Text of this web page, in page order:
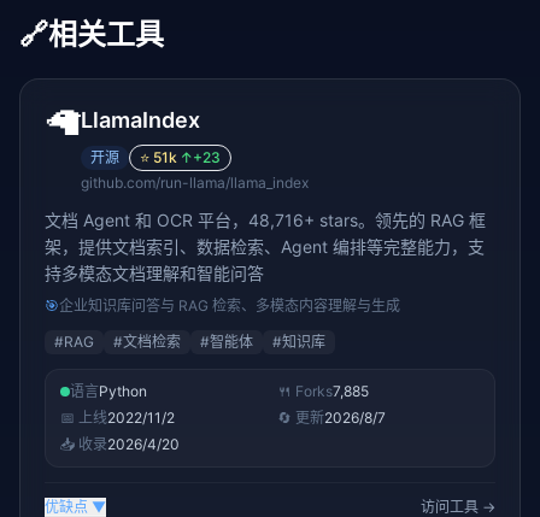
🔗相关工具
🦙LlamaIndex
开源 ⭐ 51k ↑+23
github.com/run-llama/llama_index
文档 Agent 和 OCR 平台，48,716+ stars。领先的 RAG 框
架，提供文档索引、数据检索、Agent 编排等完整能力，支
持多模态文档理解和智能问答
🎯企业知识库问答与 RAG 检索、多模态内容理解与生成
#RAG #文档检索 #智能体 #知识库
语言Python 🍴 Forks7,885
📅 上线2022/11/2 🔄 更新2026/8/7
📥 收录2026/4/20
优缺点 ▼ 访问工具 →